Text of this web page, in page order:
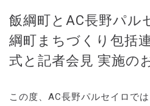
飯綱町とAC長野パル
綱町まちづくり包括
式と記者会見 実施の
この度、AC長野パルセイロで